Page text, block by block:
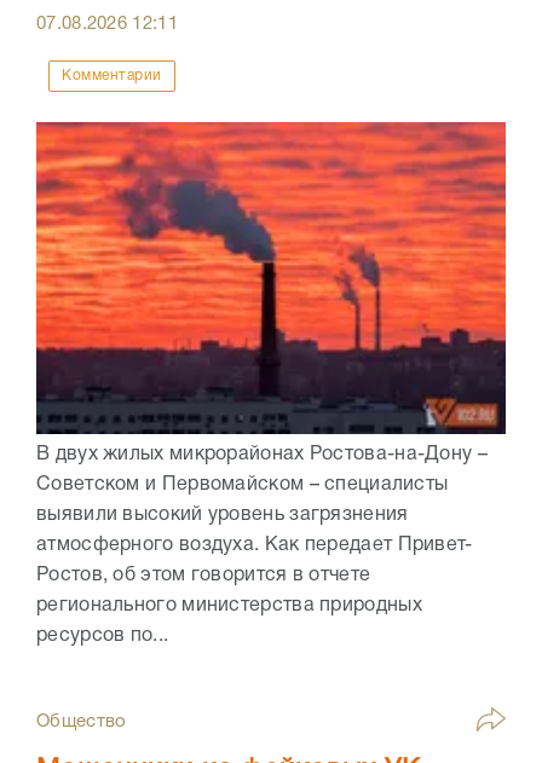
07.08.2026 12:11
Комментарии
В двух жилых микрорайонах Ростова-на-Дону –
Советском и Первомайском – специалисты
выявили высокий уровень загрязнения
атмосферного воздуха. Как передает Привет-
Ростов, об этом говорится в отчете
регионального министерства природных
ресурсов по...
Общество